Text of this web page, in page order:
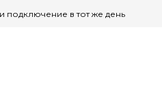
подключение в тот же день